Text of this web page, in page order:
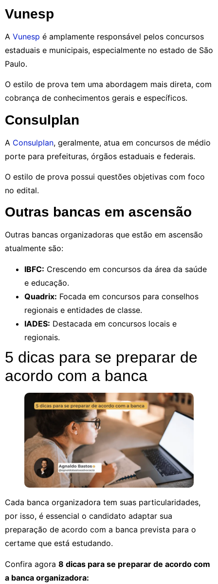
Vunesp
A Vunesp é amplamente responsável pelos concursos
estaduais e municipais, especialmente no estado de São
Paulo.
O estilo de prova tem uma abordagem mais direta, com
cobrança de conhecimentos gerais e específicos.
Consulplan
A Consulplan, geralmente, atua em concursos de médio
porte para prefeituras, órgãos estaduais e federais.
O estilo de prova possui questões objetivas com foco
no edital.
Outras bancas em ascensão
Outras bancas organizadoras que estão em ascensão
atualmente são:
IBFC: Crescendo em concursos da área da saúde
e educação.
Quadrix: Focada em concursos para conselhos
regionais e entidades de classe.
IADES: Destacada em concursos locais e
regionais.
5 dicas para se preparar de
acordo com a banca
Cada banca organizadora tem suas particularidades,
por isso, é essencial o candidato adaptar sua
preparação de acordo com a banca prevista para o
certame que está estudando.
Confira agora 8 dicas para se preparar de acordo com
a banca organizadora: